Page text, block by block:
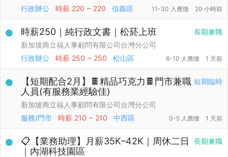
行政辦公
時薪 220 ~ 220 信義區 11-30 人應徵 20 小時前
長期兼職
時薪250｜純行政文書｜松菸上班
新加坡商立福人事顧問有限公司台灣分公司
行政辦公
時薪 250 ~ 250 松山區 6-10 人應徵 1 天前
短期臨時
【短期配合2月】🍫精品巧克力🍫門市兼職
人員(有服務業經驗佳)
新加坡商立福人事顧問有限公司台灣分公司
服務/門市
時薪 210 ~ 210 中西區 0-5 人應徵 1 天前
長期兼職
📋【業務助理】月薪35K–42K｜周休二日
｜內湖科技園區